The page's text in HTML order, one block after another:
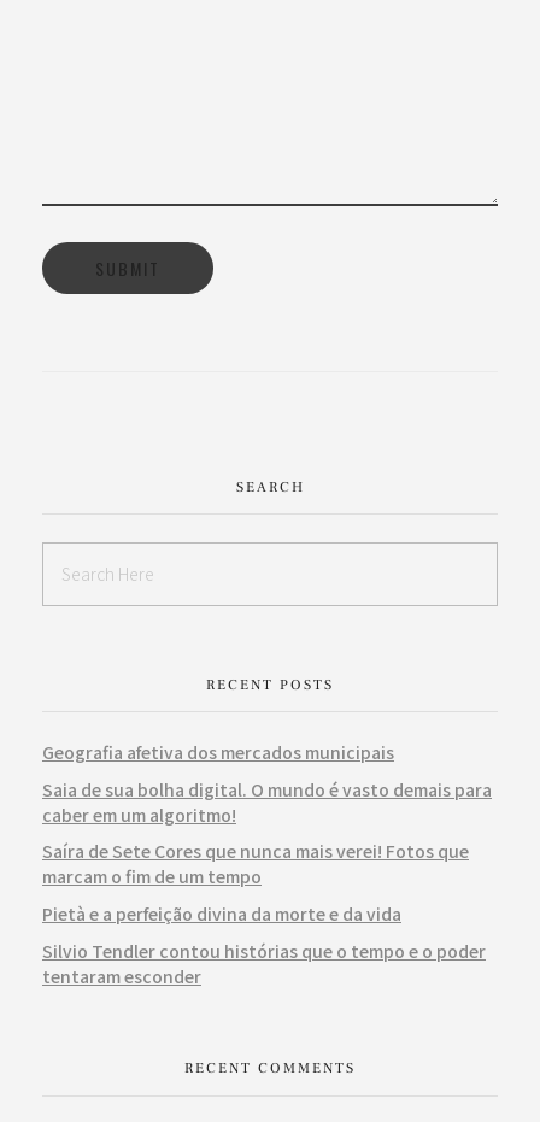
SEARCH
RECENT POSTS
Geografia afetiva dos mercados municipais
Saia de sua bolha digital. O mundo é vasto demais para
caber em um algoritmo!
Saíra de Sete Cores que nunca mais verei! Fotos que
marcam o fim de um tempo
Pietà e a perfeição divina da morte e da vida
Silvio Tendler contou histórias que o tempo e o poder
tentaram esconder
RECENT COMMENTS